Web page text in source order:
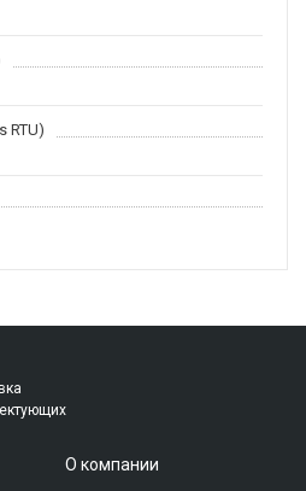
RTU)
О компании